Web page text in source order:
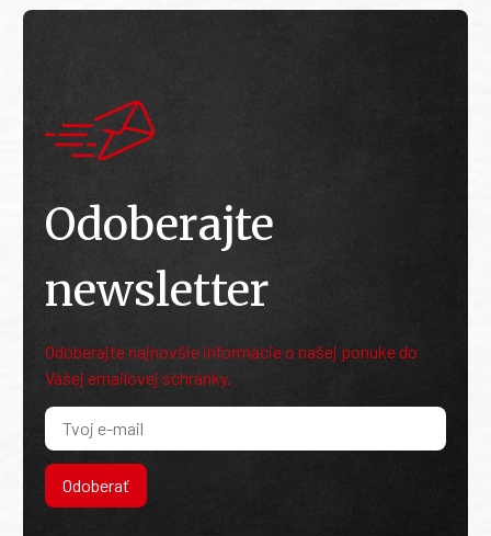
Odoberajte
newsletter
Odoberajte najnovšie informácie o našej ponuke do
Vašej emailovej schránky.
Odoberať